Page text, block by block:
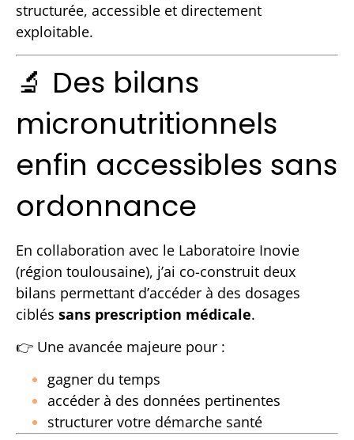
structurée, accessible et directement
exploitable.
🔬 Des bilans
micronutritionnels
enfin accessibles sans
ordonnance
En collaboration avec le Laboratoire Inovie
(région toulousaine), j’ai co-construit deux
bilans permettant d’accéder à des dosages
ciblés sans prescription médicale.
👉 Une avancée majeure pour :
gagner du temps
accéder à des données pertinentes
structurer votre démarche santé